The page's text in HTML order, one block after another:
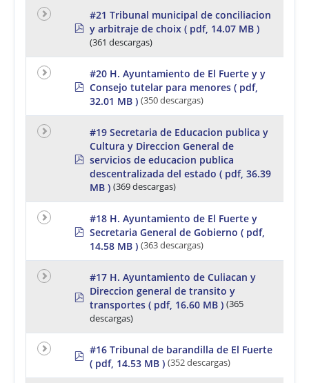
p
#21 Tribunal municipal de conciliacion
y arbitraje de choix ( pdf, 14.07 MB )
(361 descargas)
p
#20 H. Ayuntamiento de El Fuerte y y
Consejo tutelar para menores ( pdf,
32.01 MB ) (350 descargas)
p
#19 Secretaria de Educacion publica y
Cultura y Direccion General de
servicios de educacion publica
descentralizada del estado ( pdf, 36.39
MB ) (369 descargas)
p
#18 H. Ayuntamiento de El Fuerte y
Secretaria General de Gobierno ( pdf,
14.58 MB ) (363 descargas)
p
#17 H. Ayuntamiento de Culiacan y
Direccion general de transito y
transportes ( pdf, 16.60 MB ) (365
descargas)
p
f
#16 Tribunal de barandilla de El Fuerte
( pdf, 14.53 MB ) (352 descargas)